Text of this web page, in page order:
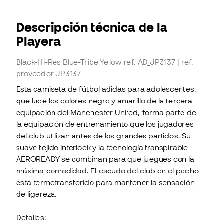
Descripción técnica de la
Playera
Black-Hi-Res Blue-Tribe Yellow ref. AD_JP3137 | ref.
proveedor JP3137
Esta camiseta de fútbol adidas para adolescentes,
que luce los colores negro y amarillo de la tercera
equipación del Manchester United, forma parte de
la equipación de entrenamiento que los jugadores
del club utilizan antes de los grandes partidos. Su
suave tejido interlock y la tecnología transpirable
AEROREADY se combinan para que juegues con la
máxima comodidad. El escudo del club en el pecho
está termotransferido para mantener la sensación
de ligereza.
Detalles: